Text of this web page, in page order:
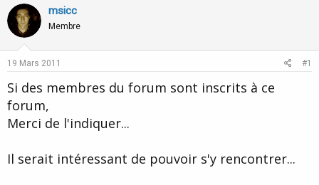
i
t
i
u
d
e
d
t
d
b
msicc
Membre
19 Mars 2011 #1
Si des membres du forum sont inscrits à ce
forum,
Merci de l'indiquer...
Il serait intéressant de pouvoir s'y rencontrer...